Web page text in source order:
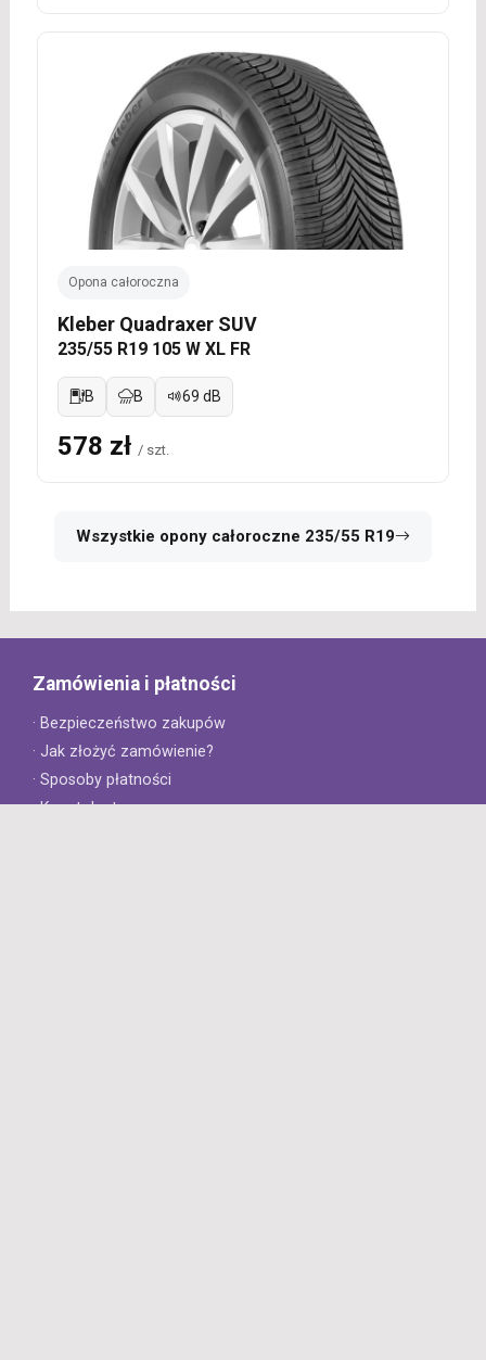
Opona całoroczna
Kleber Quadraxer SUV
235/55 R19 105 W XL FR
B B 69 dB
578 zł / szt.
Wszystkie opony całoroczne 235/55 R19
Zamówienia i płatności
· Bezpieczeństwo zakupów
· Jak złożyć zamówienie?
· Sposoby płatności
· Koszt dostawy